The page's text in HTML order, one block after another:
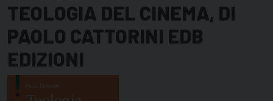
TEOLOGIA DEL CINEMA, DI
PAOLO CATTORINI EDB
EDIZIONI